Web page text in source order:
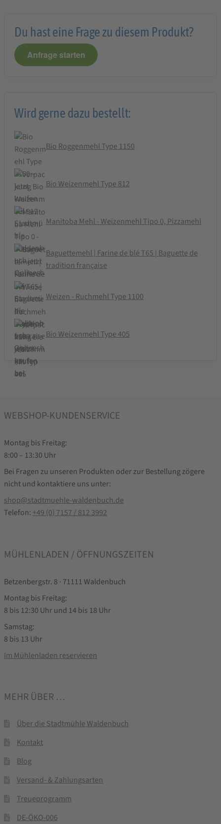
Du hast eine Frage zu diesem Produkt?
Anfrage starten
Wird gerne dazu bestellt:
Bio Roggenmehl Type 1150
Bio Weizenmehl Type 812
Manitoba Mehl - Weizenmehl Tipo 0, Pizzamehl
Baguettemehl | Farine de blé T65 | Baguette de
tradition française
Weizen - Ruchmehl Type 1100
Bio Weizenmehl Type 405
WEBSHOP-KUNDENSERVICE
Montag bis Freitag:
8:00 – 13:30 Uhr
Bei Fragen zu unseren Produkten oder zur Bestellung zögere
nicht und kontaktiere uns unter:
shop@stadtmuehle-waldenbuch.de
Telefon:+49 (0) 7157 / 812 3992
MÜHLENLADEN / ÖFFNUNGSZEITEN
Betzenbergstr. 8 · 71111 Waldenbuch
Montag bis Freitag:
8 bis 12:30 Uhr und 14 bis 18 Uhr
Samstag:
8 bis 13 Uhr
Im Mühlenladen reservieren
MEHR ÜBER …
Über die Stadtmühle Waldenbuch
Kontakt
Blog
Versand- & Zahlungsarten
Treueprogramm
DE-ÖKO-006